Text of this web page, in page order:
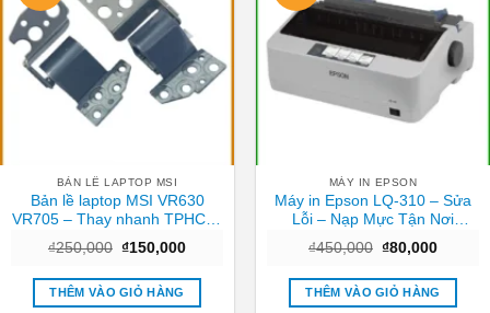
BẢN LỀ LAPTOP MSI
Bản lề laptop MSI VR630
VR705 – Thay nhanh TPHCM,
₫250,000 Giá
là:
₫250,000.
₫150,000Giá
tại
₫150,000.
THÊM VÀO GIỎ HÀNG
MÁY IN EPSON
Máy in Epson LQ-310 – Sửa
Lỗi – Nạp Mực Tận Nơi
₫450,000 Giá
là:
₫450,000.
₫80,000Giá
tại
là:
THÊM VÀO GIỎ HÀNG